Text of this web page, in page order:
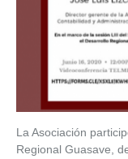
La Asociación
Regional Guasave,